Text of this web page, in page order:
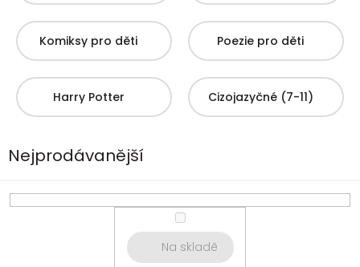
Komiksy pro děti Poezie pro děti
Harry Potter Cizojazyčné (7-11)
Nejprodávanější
Na skladě